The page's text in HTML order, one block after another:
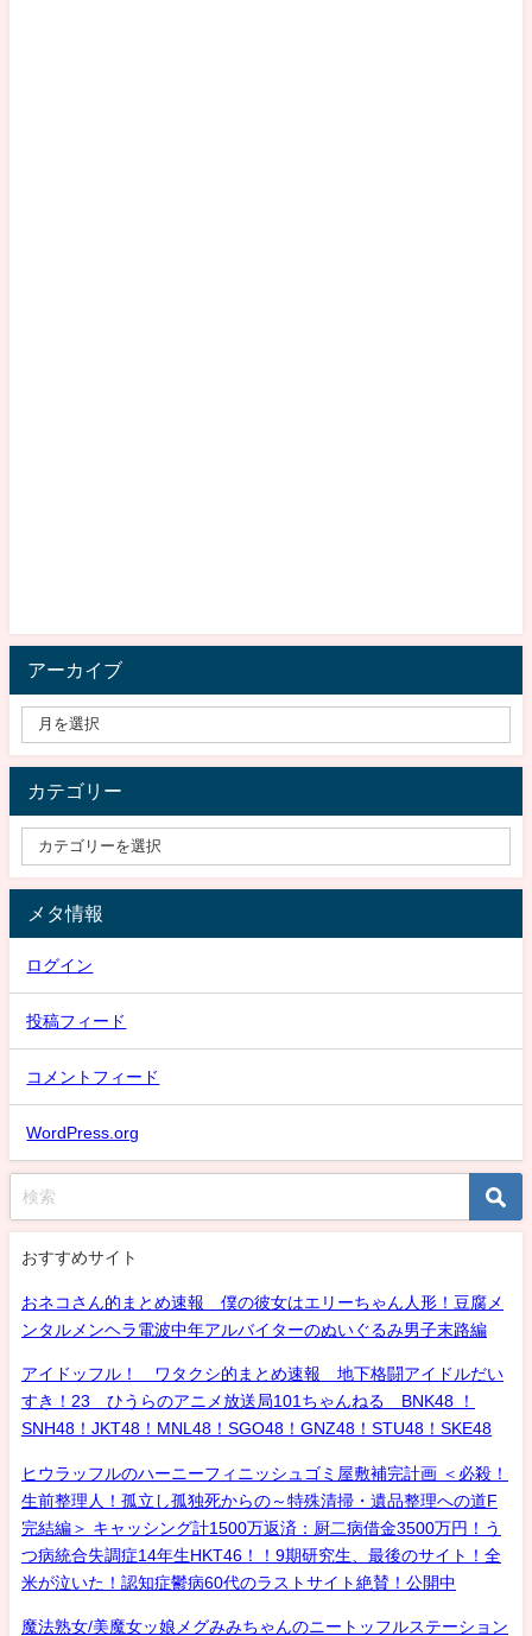
アーカイブ
カテゴリー
メタ情報
ログイン
投稿フィード
コメントフィード
WordPress.org
おすすめサイト
おネコさん的まとめ速報 僕の彼女はエリーちゃん人形！豆腐メ
ンタルメンヘラ電波中年アルバイターのぬいぐるみ男子末路編
アイドッフル！ ワタクシ的まとめ速報 地下格闘アイドルだい
すき！23 ひうらのアニメ放送局101ちゃんねる BNK48 ！
SNH48！JKT48！MNL48！SGO48！GNZ48！STU48！SKE48
ヒウラッフルのハーニーフィニッシュゴミ屋敷補完計画 ＜必殺！
生前整理人！孤立し孤独死からの～特殊清掃・遺品整理への道F
完結編＞ キャッシング計1500万返済：厨二病借金3500万円！う
つ病統合失調症14年生HKT46！！9期研究生、最後のサイト！全
米が泣いた！認知症鬱病60代のラストサイト絶賛！公開中
魔法熟女/美魔女ッ娘メグみみちゃんのニートッフルステーション